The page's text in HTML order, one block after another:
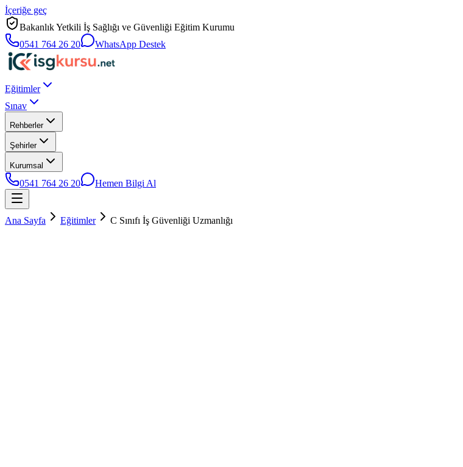
İçeriğe geç
Bakanlık Yetkili İş Sağlığı ve Güvenliği Eğitim Kurumu
0541 764 26 20
WhatsApp Destek
Eğitimler
Sınav
Rehberler
Şehirler
Kurumsal
0541 764 26 20 Hemen Bilgi Al
Ana Sayfa Eğitimler C Sınıfı İş Güvenliği Uzmanlığı